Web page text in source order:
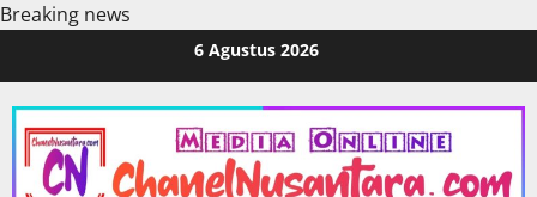
Breaking news
content
6 Agustus 2026